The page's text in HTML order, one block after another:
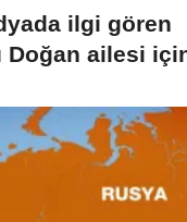
ilgi gören
Doğan ailesi